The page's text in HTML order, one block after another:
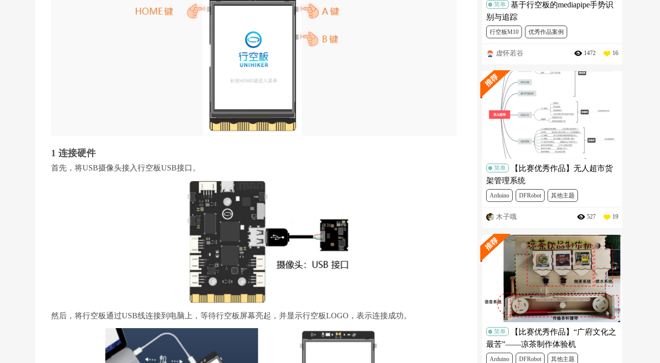
1 连接硬件
首先，将USB摄像头接入行空板USB接口。
然后，将行空板通过USB线连接到电脑上，等待行空板屏幕亮起，并显示行空板LOGO，表示连接成功。
简单
基于行空板的mediapipe手势识
别与追踪
行空板M10 优秀作品案例
行空板“人工智能”项目教程合集 DFR0706
FIT0668
虚怀若谷 1472 16
简单
【比赛优秀作品】无人超市货
架管理系统
Arduino DFRobot 其他主题
优秀作品案例
木子哦 527 19
简单
【比赛优秀作品】“广府文化之
最苦”——凉茶制作体验机
Arduino DFRobot 其他主题